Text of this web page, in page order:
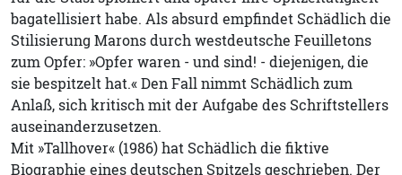
bagatellisiert habe. Als absurd empfindet Schädlich die
Stilisierung Marons durch westdeutsche Feuilletons
zum Opfer: »Opfer waren - und sind! - diejenigen, die
sie bespitzelt hat.« Den Fall nimmt Schädlich zum
Anlaß, sich kritisch mit der Aufgabe des Schriftstellers
auseinanderzusetzen.
Mit »Tallhover« (1986) hat Schädlich die fiktive
Biographie eines deutschen Spitzels geschrieben. Der